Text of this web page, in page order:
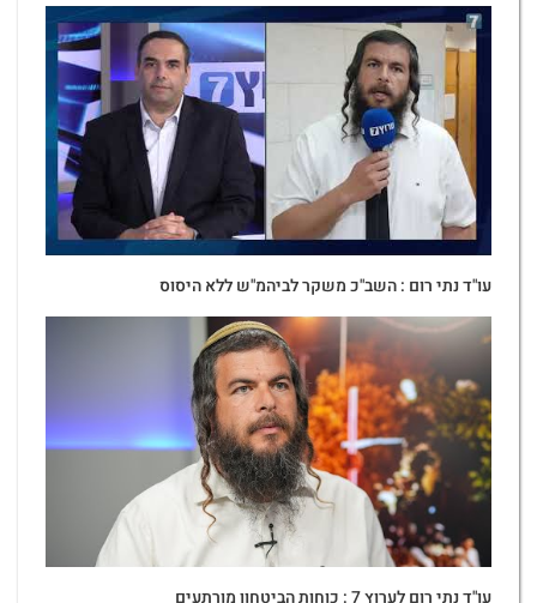
עו"ד נתי רום : השב"כ משקר לביהמ"ש ללא היסוס
עו"ד נתי רום לערוץ 7 : כוחות הביטחון מורתעים